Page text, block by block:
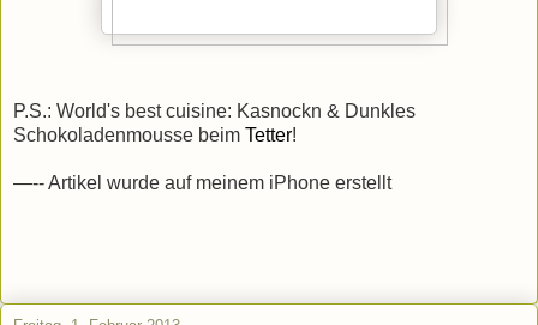
P.S.: World's best cuisine: Kasnockn & Dunkles
Schokoladenmousse beim Tetter!
—-- Artikel wurde auf meinem iPhone erstellt